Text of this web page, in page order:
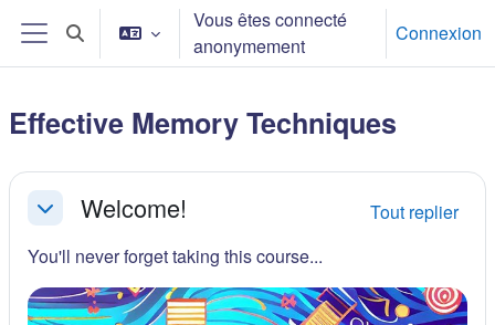
Passer au contenu principal
Panneau latéral
Activer/désactiver la saisie de recherche
Vous êtes connecté
anonymement
Connexion
Effective Memory Techniques
Résumé de section
ReplierWelcome!
Tout replier
You'll never forget taking this course...